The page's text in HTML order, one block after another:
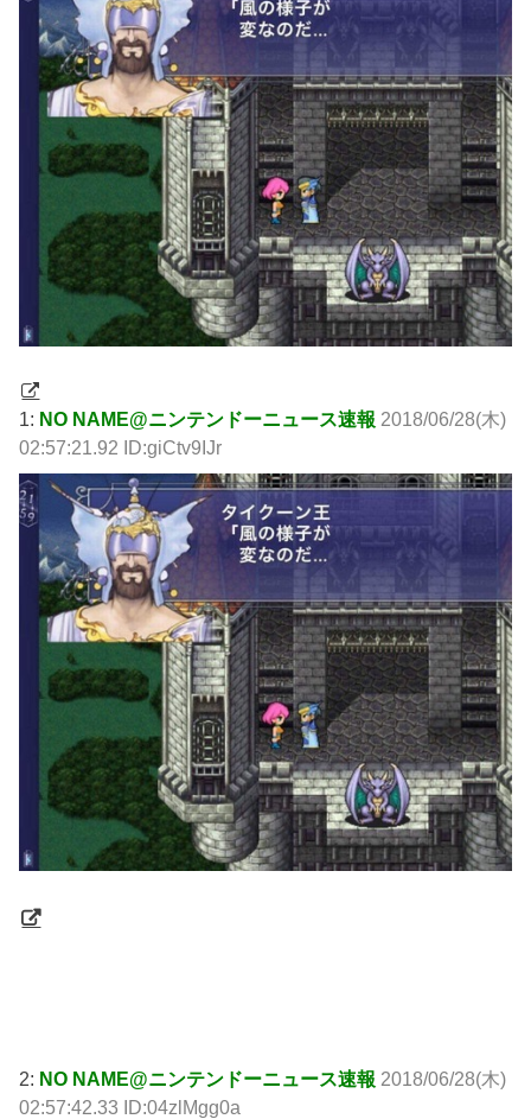
1: NO NAME@ニンテンドーニュース速報 2018/06/28(木)
02:57:21.92 ID:giCtv9IJr
2: NO NAME@ニンテンドーニュース速報 2018/06/28(木)
02:57:42.33 ID:04zlMgg0a